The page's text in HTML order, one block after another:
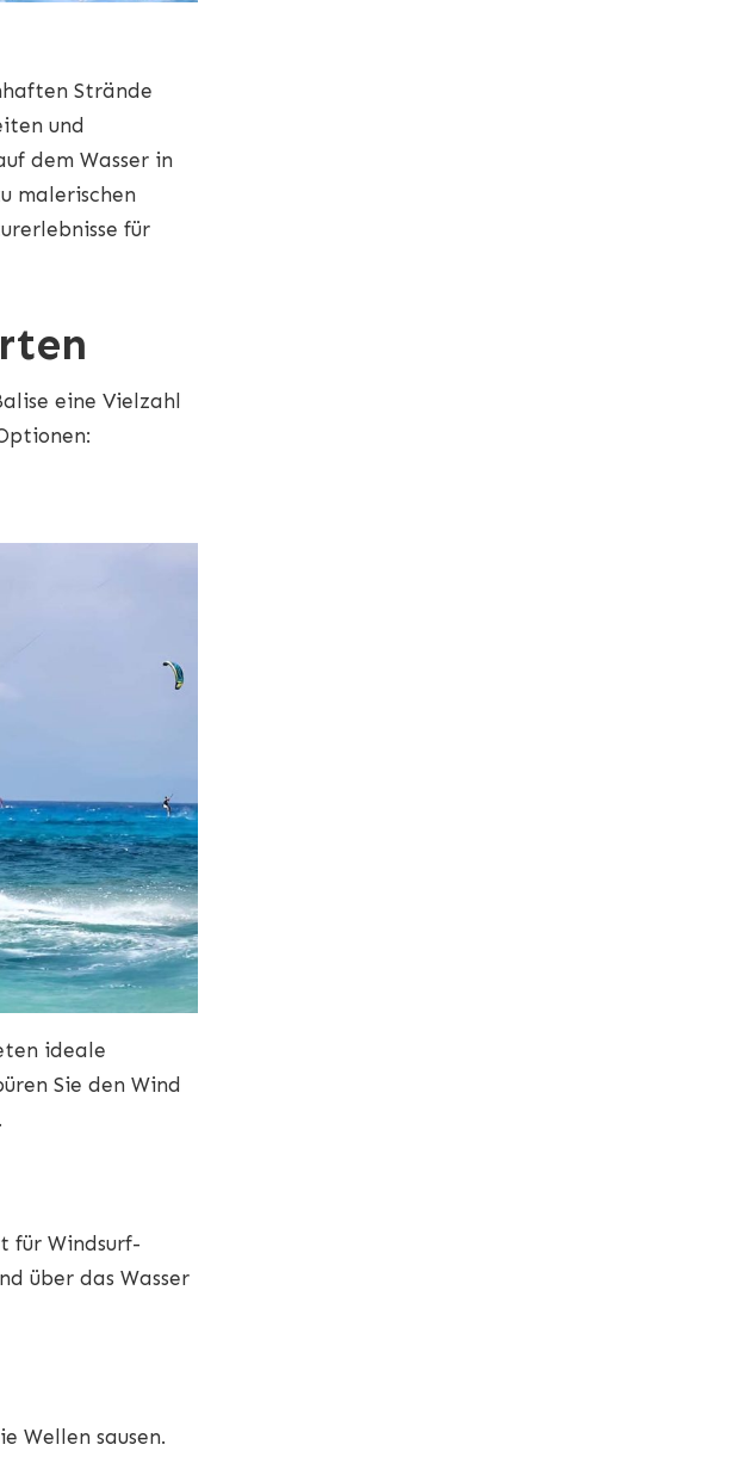
Strände
und
dem Wasser in
malerischen
für
eine Vielzahl
ideale
Sie den Wind
für Windsurf-
über das Wasser
Wellen sausen.